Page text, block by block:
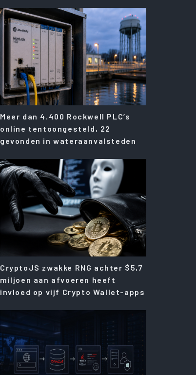
Meer dan 4.400 Rockwell PLC’s
online tentoongesteld, 22
gevonden in wateraanvalsteden
CryptoJS zwakke RNG achter $5,7
miljoen aan afvoeren heeft
invloed op vijf Crypto Wallet-apps